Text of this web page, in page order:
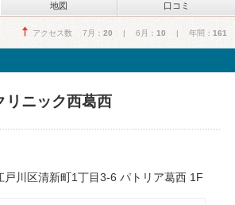
地図 口コミ
アクセス数 7月： 20 | 6月： 10 | 年間： 161
リニック西葛西
戸川区清新町1丁目3-6 パトリア葛西 1F